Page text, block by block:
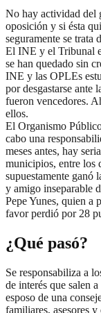
No hay actividad del
oposición y si ésta
seguramente se trata
El INE y el Tribunal
se han quedado sin
INE y las OPLEs
por desgastarse ante
fueron vencedores.
ellos.
El Organismo
cabo una
meses antes, hay
municipios, entre los
supuestamente ganó
y amigo inseparable
Pepe Yunes, quien a
favor perdió por 28
¿Qué pasó?
Se responsabiliza a
de interés que salen
esposo de una
familiares, asesores